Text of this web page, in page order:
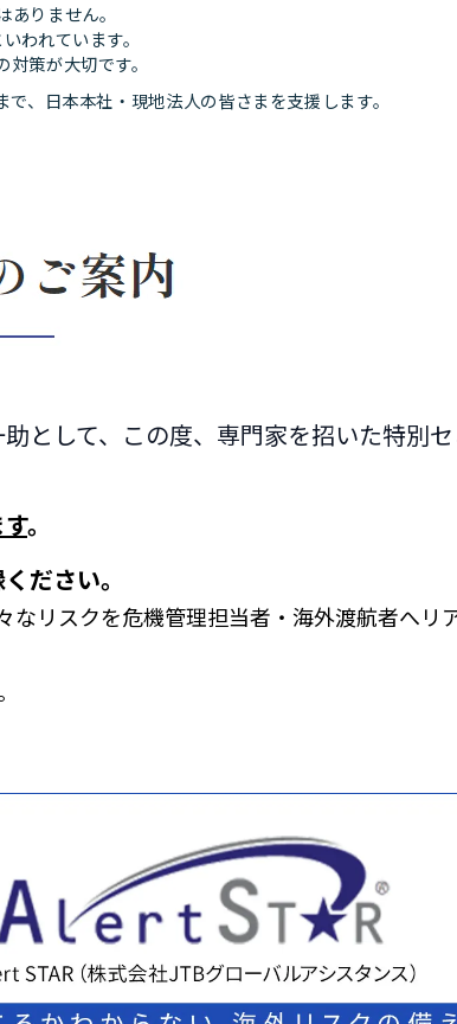
りません。
われています。
策が大切です。
、日本本社・現地法人の皆さまを支援します。
として、この度、専門家を招いた特別
。
ださい。
リスクを危機管理担当者・海外渡航者へリ